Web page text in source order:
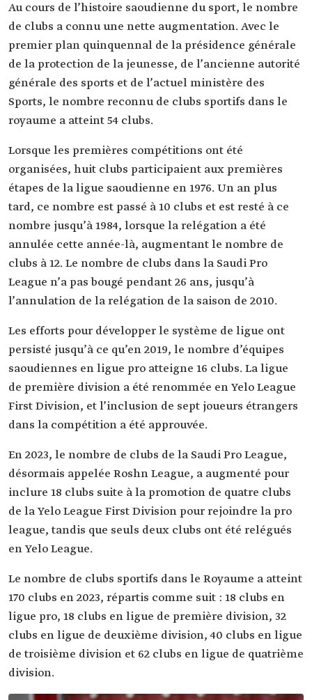
Au cours de l’histoire saoudienne du sport, le nombre
de clubs a connu une nette augmentation. Avec le
premier plan quinquennal de la présidence générale
de la protection de la jeunesse, de l’ancienne autorité
générale des sports et de l’actuel ministère des
Sports, le nombre reconnu de clubs sportifs dans le
royaume a atteint 54 clubs.
Lorsque les premières compétitions ont été
organisées, huit clubs participaient aux premières
étapes de la ligue saoudienne en 1976. Un an plus
tard, ce nombre est passé à 10 clubs et est resté à ce
nombre jusqu’à 1984, lorsque la relégation a été
annulée cette année-là, augmentant le nombre de
clubs à 12. Le nombre de clubs dans la Saudi Pro
League n’a pas bougé pendant 26 ans, jusqu’à
l’annulation de la relégation de la saison de 2010.
Les efforts pour développer le système de ligue ont
persisté jusqu’à ce qu’en 2019, le nombre d’équipes
saoudiennes en ligue pro atteigne 16 clubs. La ligue
de première division a été renommée en Yelo League
First Division, et l’inclusion de sept joueurs étrangers
dans la compétition a été approuvée.
En 2023, le nombre de clubs de la Saudi Pro League,
désormais appelée Roshn League, a augmenté pour
inclure 18 clubs suite à la promotion de quatre clubs
de la Yelo League First Division pour rejoindre la pro
league, tandis que seuls deux clubs ont été relégués
en Yelo League.
Le nombre de clubs sportifs dans le Royaume a atteint
170 clubs en 2023, répartis comme suit : 18 clubs en
ligue pro, 18 clubs en ligue de première division, 32
clubs en ligue de deuxième division, 40 clubs en ligue
de troisième division et 62 clubs en ligue de quatrième
division.